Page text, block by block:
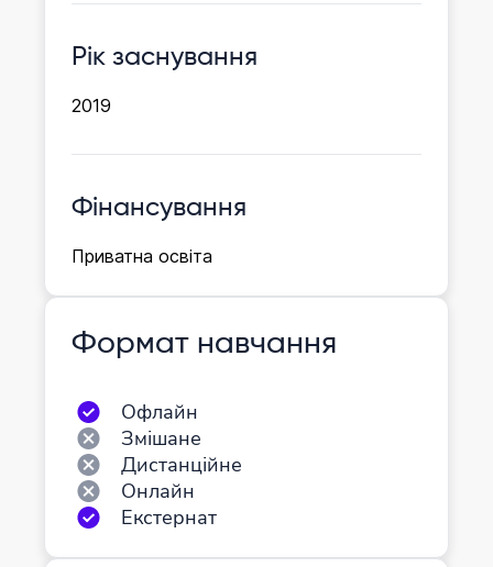
Рік заснування
2019
Фінансування
Приватна освіта
Формат навчання
Офлайн
Змішане
Дистанційне
Онлайн
Екстернат